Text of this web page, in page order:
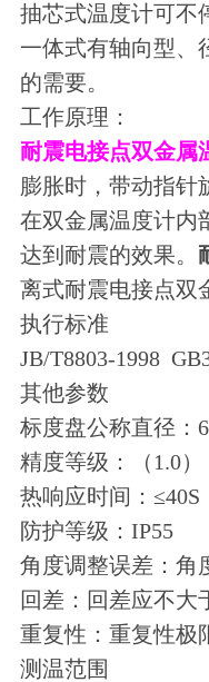
抽芯式温度计可不
一体式有轴向型、
的需要。
工作原理：
耐震电接点双金属
膨胀时，带动指针
在双金属温度计内
达到耐震的效果。
离式耐震电接点双
执行标准
JB/T8803-1998
其他参数
标度盘公称直径：
精度等级：（1.0）
热响应时间：≤40S
防护等级：IP55
角度调整误差：角
回差：回差应不大
重复性：重复性极
测温范围